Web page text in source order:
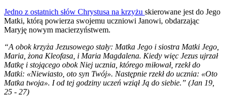
Jedno z ostatnich słów Chrystusa na krzyżu skierowane jest do Jego
Matki, którą powierza swojemu uczniowi Janowi, obdarzając
Maryję nowym macierzyństwem.
“A obok krzyża Jezusowego stały: Matka Jego i siostra Matki Jego,
Maria, żona Kleofasa, i Maria Magdalena. Kiedy więc Jezus ujrzał
Matkę i stojącego obok Niej ucznia, którego miłował, rzekł do
Matki: «Niewiasto, oto syn Twój». Następnie rzekł do ucznia: «Oto
Matka twoja». I od tej godziny uczeń wziął Ją do siebie.” (Jan 19,
25 - 27)